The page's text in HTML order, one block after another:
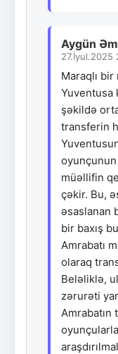
Aygün
27.İyul.2025
Maraqlı bir
Yuventusa
şəkildə
transferin
oyunçunun
müəllifin
çəkir. Bu,
əsaslanan
bir baxış
Amrabatı
olaraq
Beləliklə,
zərurəti